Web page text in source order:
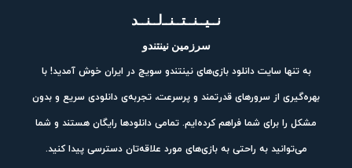
نــیــنــتــنــ‌لــنــد
سرزمین نینتندو
به تنها سایت دانلود بازی‌های نینتندو سویچ در ایران خوش آمدید! با
بهره‌گیری از سرورهای قدرتمند و پرسرعت، تجربه‌ی دانلودی سریع و بدون
مشکل را برای شما فراهم کرده‌ایم. تمامی دانلودها رایگان هستند و شما
می‌توانید به راحتی به بازی‌های مورد علاقه‌تان دسترسی پیدا کنید.